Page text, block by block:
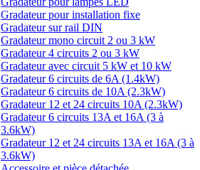
Gradateur pour installation fixe
Gradateur sur rail DIN
Gradateur mono circuit 2 ou 3 kW
Gradateur 4 circuits 2 ou 3 kW
Gradateur avec circuit 5 kW et 10 kW
Gradateur 6 circuits de 6A (1.4kW)
Gradateur 6 circuits de 10A (2.3kW)
Gradateur 12 et 24 circuits 10A (2.3kW)
Gradateur 6 circuits 13A et 16A (3 à
3.6kW)
Gradateur 12 et 24 circuits 13A et 16A (3 à
3.6kW)